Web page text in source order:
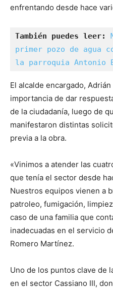
enfrentando desde hace
También puedes leer:
primer pozo de agua
la parroquia Antonio
El alcalde encargado,
importancia de dar
de la ciudadanía, luego de
manifestaron distintas
previa a la obra.
«Vinimos a atender las
que tenía el sector desde
Nuestros equipos vienen a
patroleo, fumigación,
caso de una familia que
inadecuadas en el servicio
Romero Martínez.
Uno de los puntos clave de
en el sector Cassiano III,